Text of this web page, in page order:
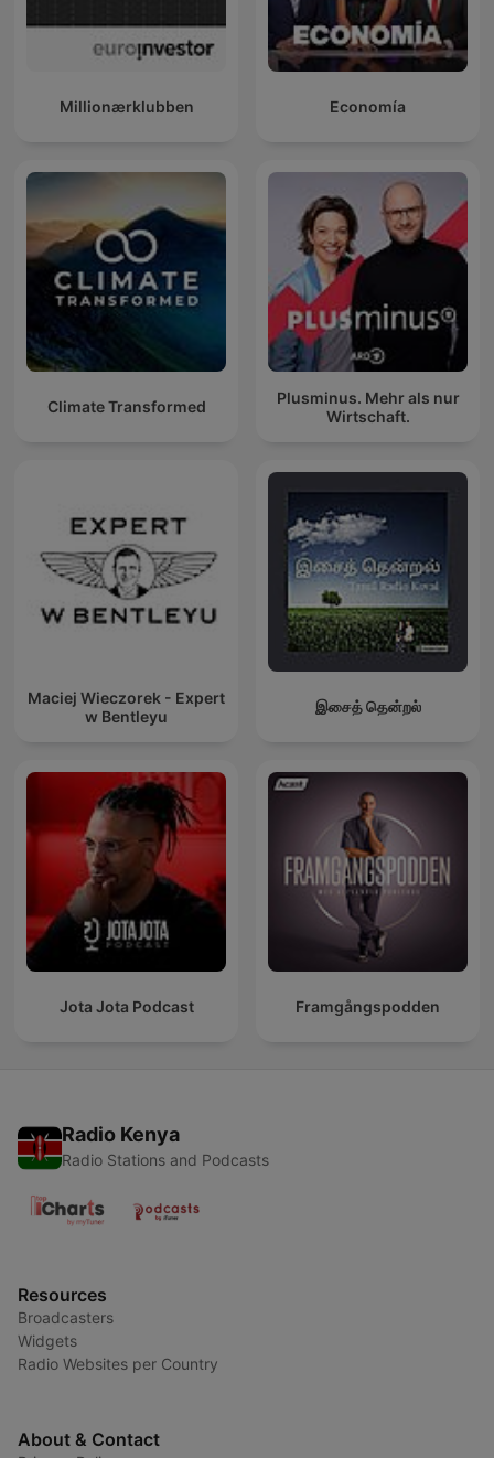
Millionærklubben Economía
Climate Transformed
Plusminus. Mehr als nur
Wirtschaft.
Maciej Wieczorek - Expert
w Bentleyu
இசைத் தென்றல்
Jota Jota Podcast Framgångspodden
Radio Kenya
Radio Stations and Podcasts
Resources
Broadcasters
Widgets
Radio Websites per Country
About & Contact